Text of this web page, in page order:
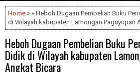
Home » » Heboh Dugaan Pembelian Buku
di Wilayah kabupaten Lamongan Paguyupan
Heboh Dugaan Pembelian Buku
Didik di Wilayah kabupaten
Angkat Bicara